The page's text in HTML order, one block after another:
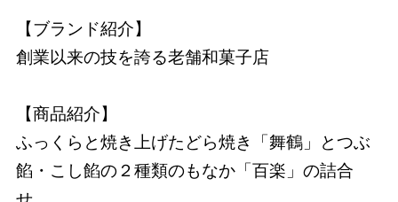
【ブランド紹介】
創業以来の技を誇る老舗和菓子店
【商品紹介】
ふっくらと焼き上げたどら焼き「舞鶴」とつぶ
餡・こし餡の２種類のもなか「百楽」の詰合